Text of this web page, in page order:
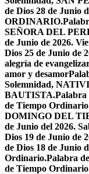
de Dios 28 de
ORDINARIO.
SEÑORA DEL
de Junio de 2026.
Dios 25 de Junio de
alegría de
amor y desamor
Solemnidad,
BAUTISTA.Palabra
de Tiempo
DOMINGO DEL
de Junio del 2026.
Dios 19 de Junio de
de Dios 18 de Junio
Ordinario.Palabra
de Tiempo